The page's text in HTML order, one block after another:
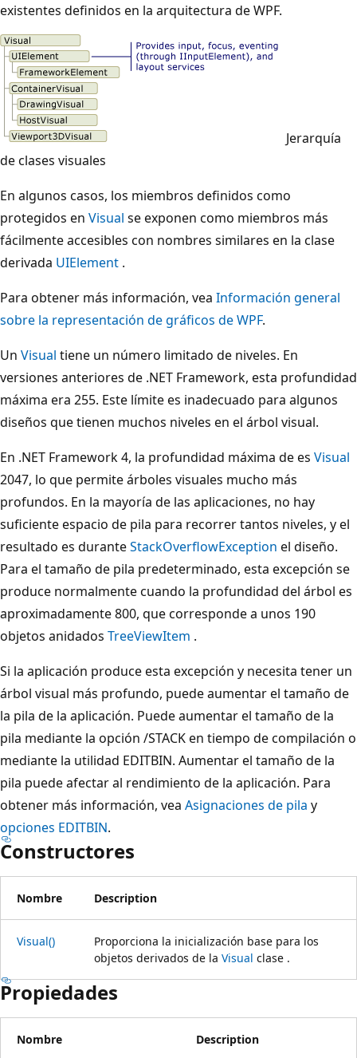
existentes definidos en la arquitectura de WPF.
Jerarquía
de clases visuales
En algunos casos, los miembros definidos como
protegidos en Visual se exponen como miembros más
fácilmente accesibles con nombres similares en la clase
derivada UIElement .
Para obtener más información, vea Información general
sobre la representación de gráficos de WPF.
Un Visual tiene un número limitado de niveles. En
versiones anteriores de .NET Framework, esta profundidad
máxima era 255. Este límite es inadecuado para algunos
diseños que tienen muchos niveles en el árbol visual.
En .NET Framework 4, la profundidad máxima de es Visual
2047, lo que permite árboles visuales mucho más
profundos. En la mayoría de las aplicaciones, no hay
suficiente espacio de pila para recorrer tantos niveles, y el
resultado es duranteStackOverflowException el diseño.
Para el tamaño de pila predeterminado, esta excepción se
produce normalmente cuando la profundidad del árbol es
aproximadamente 800, que corresponde a unos 190
objetos anidados TreeViewItem .
Si la aplicación produce esta excepción y necesita tener un
árbol visual más profundo, puede aumentar el tamaño de
la pila de la aplicación. Puede aumentar el tamaño de la
pila mediante la opción /STACK en tiempo de compilación o
mediante la utilidad EDITBIN. Aumentar el tamaño de la
pila puede afectar al rendimiento de la aplicación. Para
obtener más información, vea Asignaciones de pila y
opciones EDITBIN.
Constructores
Nombre Description
Visual()
Proporciona la inicialización base para los
objetos derivados de la Visual clase .
Propiedades
Nombre Description